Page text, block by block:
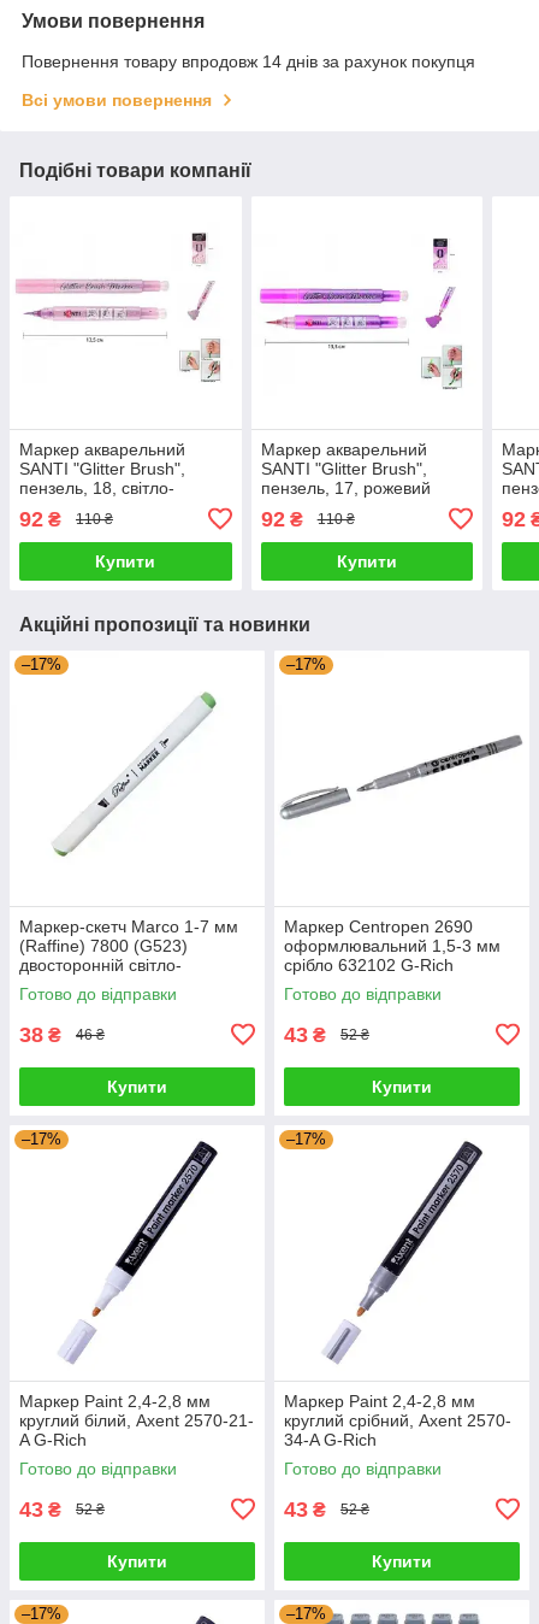
Умови повернення
Повернення товару впродовж 14 днів за рахунок покупця
Всі умови повернення
Подібні товари компанії
Маркер акварельний
SANTI "Glitter Brush",
пензель, 18, світло-
92 ₴ 110 ₴
Купити
Маркер акварельний
SANTI "Glitter Brush",
пензель, 17, рожевий
вінтажний 390766 G-Rich
92₴ 110 ₴
Купити
92
Акційні пропозиції та новинки
–17%
Маркер-скетч Marco 1-7 мм
(Raffine) 7800 (G523)
двосторонній світло-
оливковий 622816 G-Rich
Готово до відправки
38 ₴ 46 ₴
Купити
–17%
Маркер Centropen 2690
оформлювальний 1,5-3 мм
срібло 632102 G-Rich
Готово до відправки
43 ₴ 52 ₴
Купити
–17%
Маркер Paint 2,4-2,8 мм
круглий білий, Axent 2570-21-
A G-Rich
Готово до відправки
43 ₴ 52 ₴
Купити
–17%
Маркер Paint 2,4-2,8 мм
круглий срібний, Axent 2570-
34-A G-Rich
Готово до відправки
43 ₴ 52 ₴
Купити
–17% –17%